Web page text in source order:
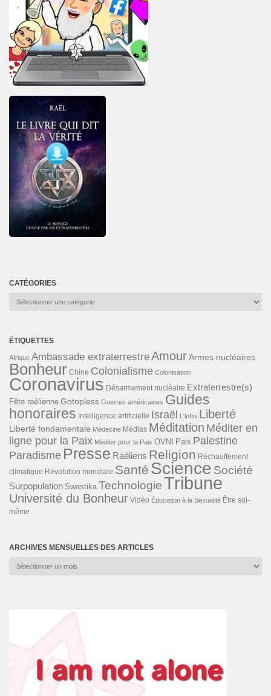
CATÉGORIES
Catégories
ÉTIQUETTES
Afrique Ambassade extraterrestreAmourArmes nucléaires
Bonheur Chine Colonialisme Colonisation
Coronavirus Désarmement nucléaire Extraterrestre(s)
Fête raélienne Gotopless Guerres américaines Guides
honoraires Intelligence artificielle Israël L'infini Liberté
Liberté fondamentale Médecine Médias Méditation Méditer en
ligne pour la Paix Méditer pour la Paix OVNI Paix Palestine
Paradisme Presse Raéliens Religion Réchauffement
climatique Révolution mondiale Santé Science Société
Surpopulation Swastika TechnologieTribune
Université du Bonheur Vidéo Éducation à la Sexualité Être soi-
même
ARCHIVES MENSUELLES DES ARTICLES
Archives